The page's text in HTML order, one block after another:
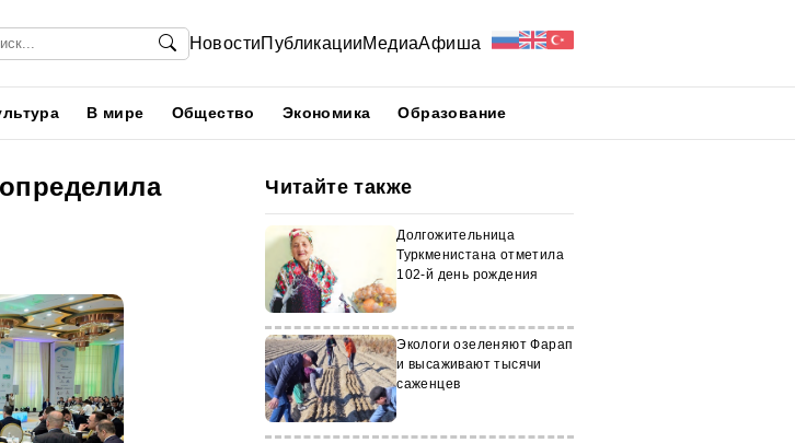
НовостиПубликацииМедиаАфиша
В мире Общество Экономика Образование
Читайте также
Долгожительница
Туркменистана отметила
102-й день рождения
Экологи озеленяют Фарап
и высаживают тысячи
саженцев